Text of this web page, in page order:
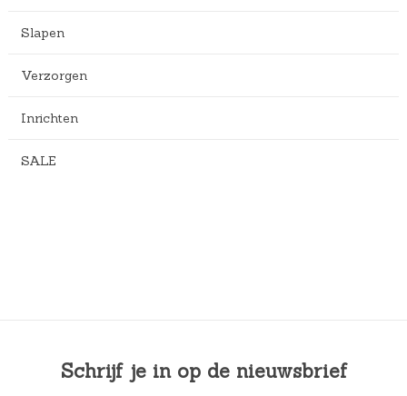
Slapen
Verzorgen
Inrichten
SALE
Schrijf je in op de nieuwsbrief